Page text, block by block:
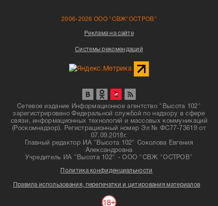
2006-2026 ООО "СВЖ"ОСТРОВ"
Реклама на сайте
Системы рекомендаций
Сетевое издание Информационное агентство "Высота 102"
зарегистрировано Федеральной службой по надзору в сфере
связи, информационных технологий и массовых коммуникаций
(Роскомнадзор). Регистрационный номер Эл № ФС77-73619 от
07.09.2018г.
Главный редактор ИА "Высота 102" Соколова Евгения
Александровна
Учредитель ИА "Высота 102" - ООО "СВЖ "ОСТРОВ"
Политика конфиденциальности
Правила использования, перепечатки и цитирования материалов